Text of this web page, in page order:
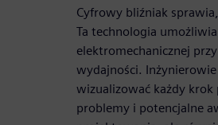
Cyfrowy bliźniak
Ta technologia
elektromechanicznej
wydajności.
wizualizować każdy
problemy i potencjalne